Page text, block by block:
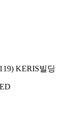
KERIS빌딩